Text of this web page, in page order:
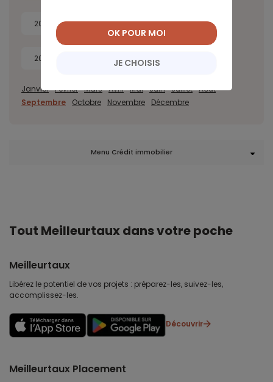
2022 2021 2020 2019
2018
Janvier Février Mars Avril Mai Juin Juillet Août
Septembre
Octobre Novembre Décembre
Menu Crédit immobilier
Tout Meilleurtaux dans votre poche
Meilleurtaux
Libérez le potentiel de vos projets : préparez-les, suivez-les,
accomplissez-les.
Découvrir
Meilleurtaux Placement
JE CHOISIS
OK POUR MOI